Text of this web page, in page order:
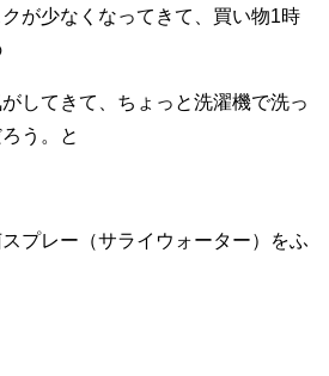
が少なくなってきて、買い物1時
してきて、ちょっと洗濯機で洗っ
う。と
プレー（サライウォーター）をふ